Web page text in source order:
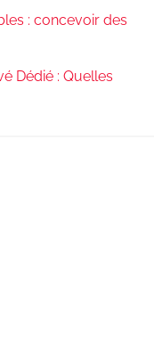
: concevoir des
Dédié : Quelles